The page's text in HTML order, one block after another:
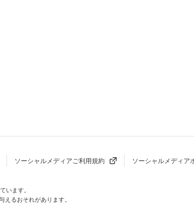
ソーシャルメディアご利用規約 ソーシャルメディア
います。
えるおそれがあります。